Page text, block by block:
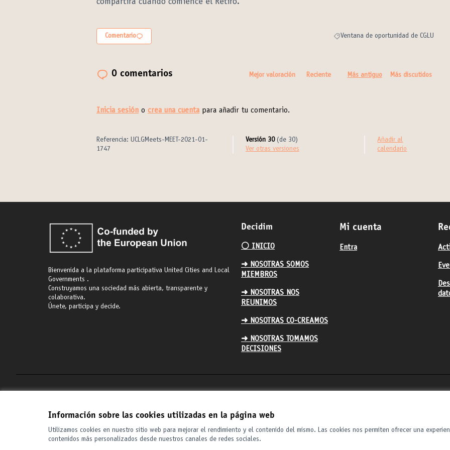
Información sobre las cookies utilizadas en la página web
Utilizamos cookies en nuestro sitio web para mejorar el rendimiento y el contenido del mismo. Las cookies nos permiten ofrecer una
contenidos más personalizados desde nuestros canales de redes sociales.
compartirá cuando comience el Retiro.
Comentario
Resultados al filtrar por la categoría:
Ventana de oportunidad de CGLU
0 comentarios Mejor valoración Reciente Más antiguo Más discutidos
Inicia sesión o crea una cuenta para añadir tu comentario.
Referencia: UCLGMeets-MEET-2021-01-
1747
Versión 30(de 30)
ver otras versiones
Añadir al
calendario
Bienvenida a la plataforma participativa United Cities and Local
Governments .
Construyamos una sociedad más abierta, transparente y
colaborativa.
Únete, participa y decide.
Decidim
⚪️ INICIO
➜ NOSOTRAS SOMOS
MIEMBROS
➜ NOSOTRAS NOS
REUNIMOS
➜ NOSOTRAS CO-CREAMOS
➜ NOSOTRAS TOMAMOS
DECISIONES
Mi cuenta
Entra